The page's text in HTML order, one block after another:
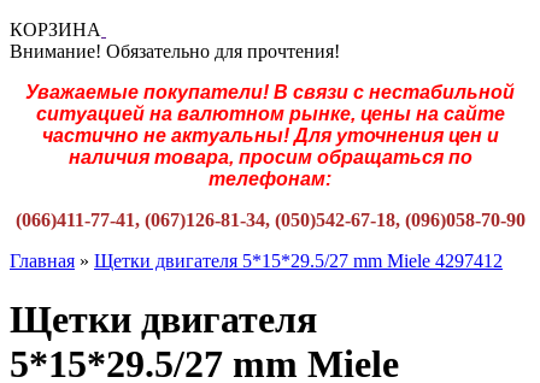
КОРЗИНА
Внимание! Обязательно для прочтения!
Уважаемые покупатели! В связи с нестабильной
ситуацией на валютном рынке, цены на сайте
частично не актуальны! Для уточнения цен и
наличия товара, просим обращаться по
телефонам:
(066)411-77-41, (067)126-81-34, (050)542-67-18, (096)058-70-90
Главная » Щетки двигателя 5*15*29.5/27 mm Miele 4297412
Щетки двигателя
5*15*29.5/27 mm Miele